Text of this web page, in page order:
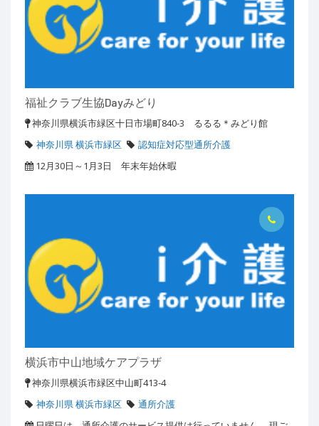
福祉クラブ生協Dayみどり
神奈川県横浜市緑区十日市場町840-3 るるる＊みどり館
神奈川県 横浜市緑区
認知症対応型通所介護
12月30日～1月3日 年末年始休暇
横浜市中山地域ケアプラザ
神奈川県横浜市緑区中山町413-4
神奈川県 横浜市緑区
通所介護